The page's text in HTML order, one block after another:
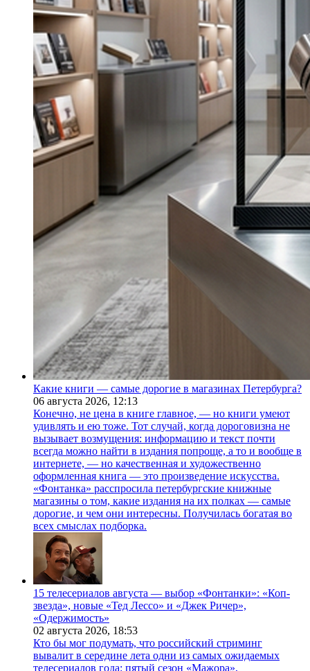
Какие книги — самые дорогие в магазинах Петербурга?
06 августа 2026, 12:13
Конечно, не цена в книге главное, — но книги умеют
удивлять и ею тоже. Тот случай, когда дороговизна не
вызывает возмущения: информацию и текст почти
всегда можно найти в издания попроще, а то и вообще в
интернете, — но качественная и художественно
оформленная книга — это произведение искусства.
«Фонтанка» расспросила петербургские книжные
магазины о том, какие издания на их полках — самые
дорогие, и чем они интересны. Получилась богатая во
всех смыслах подборка.
15 телесериалов августа — выбор «Фонтанки»: «Коп-
звезда», новые «Тед Лессо» и «Джек Ричер»,
«Одержимость»
02 августа 2026, 18:53
Кто бы мог подумать, что российский стриминг
вывалит в середине лета одни из самых ожидаемых
телесериалов года: пятый сезон «Мажора»,